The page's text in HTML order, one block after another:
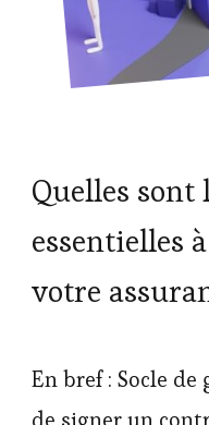
Quelles sont
essentielles
votre
En bref : Socle